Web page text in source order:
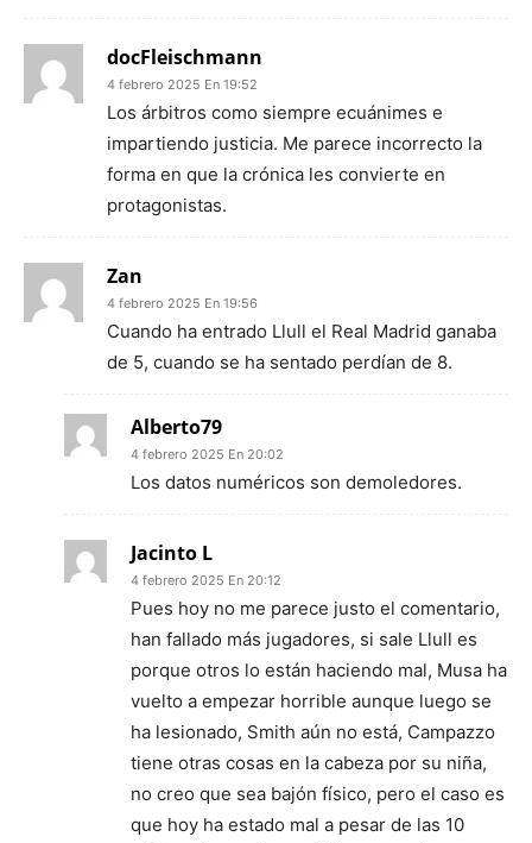
docFleischmann
4 febrero 2025 En 19:52
Los árbitros como siempre ecuánimes e
impartiendo justicia. Me parece incorrecto la
forma en que la crónica les convierte en
protagonistas.
Zan
4 febrero 2025 En 19:56
Cuando ha entrado Llull el Real Madrid ganaba
de 5, cuando se ha sentado perdían de 8.
Alberto79
4 febrero 2025 En 20:02
Los datos numéricos son demoledores.
Jacinto L
4 febrero 2025 En 20:12
Pues hoy no me parece justo el comentario,
han fallado más jugadores, si sale Llull es
porque otros lo están haciendo mal, Musa ha
vuelto a empezar horrible aunque luego se
ha lesionado, Smith aún no está, Campazzo
tiene otras cosas en la cabeza por su niña,
no creo que sea bajón físico, pero el caso es
que hoy ha estado mal a pesar de las 10